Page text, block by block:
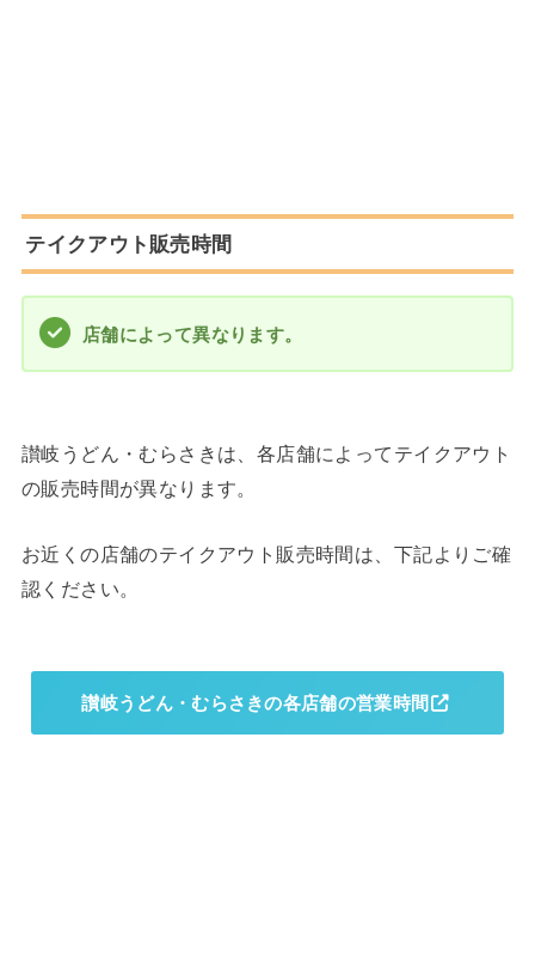
テイクアウト販売時間
店舗によって異なります。
讃岐うどん・むらさきは、各店舗によってテイクアウト
の販売時間が異なります。
お近くの店舗のテイクアウト販売時間は、下記よりご確
認ください。
讃岐うどん・むらさきの各店舗の営業時間